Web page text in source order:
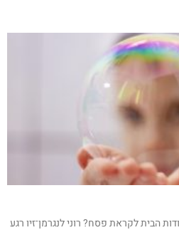
הבית לקראת פסח? רוני לנגרמן־זיו רגע